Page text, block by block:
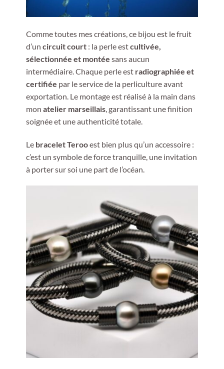
Comme toutes mes créations, ce bijou est le fruit
d’un circuit court: la perle estcultivée,
sélectionnée et montée sans aucun
intermédiaire. Chaque perle est radiographiée et
certifiée par le service de la perliculture avant
exportation. Le montage est réalisé à la main dans
mon atelier marseillais, garantissant une finition
soignée et une authenticité totale.
Le bracelet Terooest bien plus qu’un accessoire :
c’est un symbole de force tranquille, une invitation
à porter sur soi une part de l’océan.